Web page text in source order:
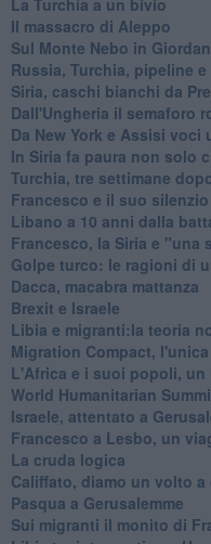
Il massacro di Aleppo
Sul Monte Nebo in
Russia, Turchia, pipeline e
Siria, caschi bianchi da
Dall'Ungheria il semaforo
Da New York e Assisi
In Siria fa paura non solo
Turchia, tre settimane
Francesco e il suo
Libano a 10 anni dalla
Francesco, la Siria e "una
Golpe turco: le ragioni di
Dacca, macabra mattanza
Brexit e Israele
Libia e migranti:la teoria
Migration Compact,
L'Africa e i suoi popoli,
World Humanitarian
Israele, attentato a
Francesco a Lesbo, un
La cruda logica
Califfato, diamo un volto
Pasqua a Gerusalemme
Sui migranti il monito di